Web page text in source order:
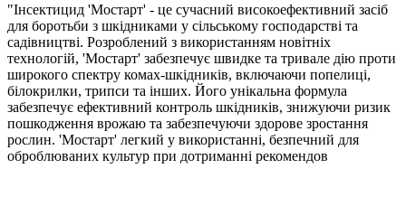
"Інсектицид 'Мостарт' - це сучасний високоефективний засіб
для боротьби з шкідниками у сільському господарстві та
садівництві. Розроблений з використанням новітніх
технологій, 'Мостарт' забезпечує швидке та тривале дію проти
широкого спектру комах-шкідників, включаючи попелиці,
білокрилки, трипси та інших. Його унікальна формула
забезпечує ефективний контроль шкідників, знижуючи ризик
пошкодження врожаю та забезпечуючи здорове зростання
рослин. 'Мостарт' легкий у використанні, безпечний для
оброблюваних культур при дотриманні рекомендов